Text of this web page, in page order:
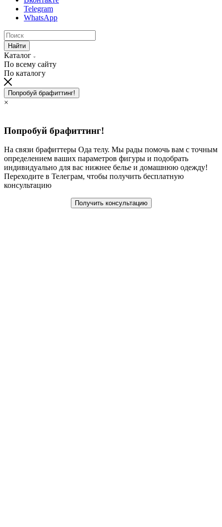
Telegram
WhatsApp
Найти
Каталог
По всему сайту
По каталогу
Попробуй брафиттинг!
×
Попробуй брафиттинг!
На связи брафиттеры Ода телу. Мы рады помочь вам с точным
определением ваших параметров фигуры и подобрать
индивидуально для вас нижнее белье и домашнюю одежду!
Переходите в Телеграм, чтобы получить бесплатную
консультацию
Получить консультацию